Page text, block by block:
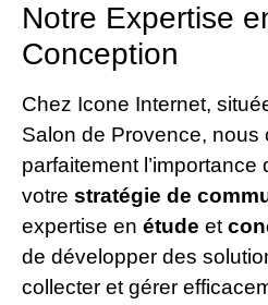
Notre Expertise
Conception
Chez Icone Internet,
Salon de Provence, nous
parfaitement
votre stratégie de
expertise en étude et
de développer des
collecter et gérer